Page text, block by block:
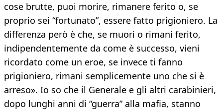
cose brutte, puoi morire, rimanere ferito o, se
proprio sei “fortunato”, essere fatto prigioniero. La
differenza però è che, se muori o rimani ferito,
indipendentemente da come è successo, vieni
ricordato come un eroe, se invece ti fanno
prigioniero, rimani semplicemente uno che si è
arreso». Io so che il Generale e gli altri carabinieri,
dopo lunghi anni di “guerra” alla mafia, stanno